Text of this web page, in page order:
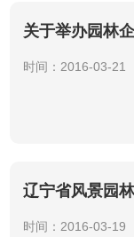
关于举办园林
时间：2016-03-21
辽宁省风景园
时间：2016-03-19